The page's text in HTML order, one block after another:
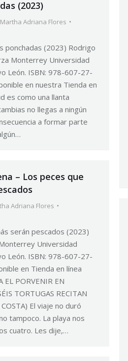
(2023)
Martha Adriana Flores
ponchadas (2023) Rodrigo
Monterrey Universidad
León. ISBN: 978-607-27-
en nuestra Tienda en
es como una llanta
no llegas a ningún
a formar parte
– Los peces que
Adriana Flores
serán pescados (2023)
Universidad
León. ISBN: 978-607-27-
en Tienda en línea
EL PORVENIR EN
TORTUGAS RECITAN
El viaje no duró
tampoco. La playa nos
cuatro. Les dije,…